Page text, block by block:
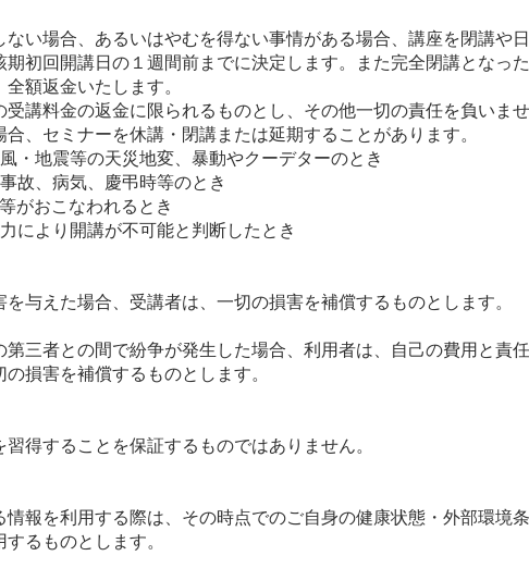
い場合、あるいはやむを得ない事情がある場合、講座を閉講や
期初回開講日の１週間前までに決定します。また完全閉講となっ
額返金いたします。
講料金の返金に限られるものとし、その他一切の責任を負いませ
、セミナーを休講・閉講または延期することがあります。
・地震等の天災地変、暴動やクーデターのとき
故、病気、慶弔時等のとき
がおこなわれるとき
により開講が不可能と判断したとき
与えた場合、受講者は、一切の損害を補償するものとします。
第三者との間で紛争が発生した場合、利用者は、自己の費用と責
損害を補償するものとします。
得することを保証するものではありません。
報を利用する際は、その時点でのご自身の健康状態・外部環境
るものとします。